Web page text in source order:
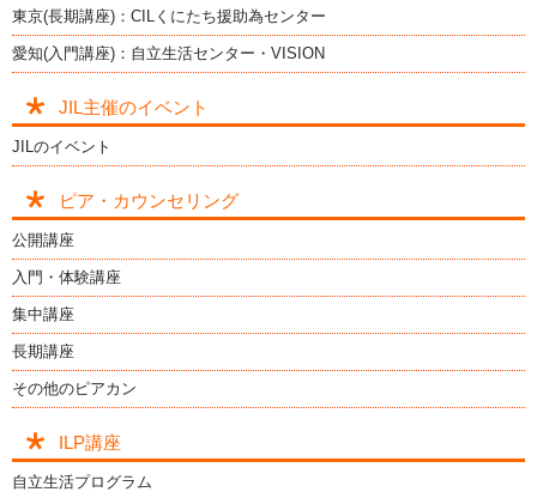
東京(長期講座)：CILくにたち援助為センター
愛知(入門講座)：自立生活センター・VISION
JIL主催のイベント
JILのイベント
ピア・カウンセリング
公開講座
入門・体験講座
集中講座
長期講座
その他のピアカン
ILP講座
自立生活プログラム